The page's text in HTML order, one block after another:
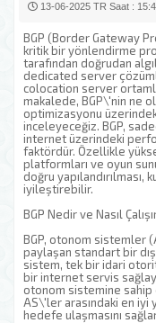
13-06-2025 TR Saat :
BGP (Border Gateway
kritik bir yönlendirme
tarafından doğrudan
dedicated server
colocation server
makalede, BGP\'nin ne
optimizasyonu
inceleyeceğiz. BGP,
internet üzerindeki
faktördür. Özellikle
platformları ve oyun
doğru yapılandırılması,
iyileştirebilir.
BGP Nedir ve Nasıl
BGP, otonom sistemler
paylaşan standart bir
sistem, tek bir idari
bir internet servis
otonom sistemine sahip
AS\'ler arasındaki en
hedefe ulaşmasını